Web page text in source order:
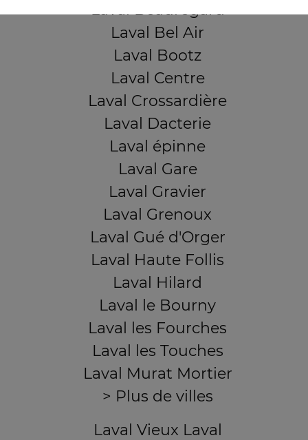
Laval Beauregard
Laval Bel Air
Laval Bootz
Laval Centre
Laval Crossardière
Laval Dacterie
Laval épinne
Laval Gare
Laval Gravier
Laval Grenoux
Laval Gué d'Orger
Laval Haute Follis
Laval Hilard
Laval le Bourny
Laval les Fourches
Laval les Touches
Laval Murat Mortier
> Plus de villes
Laval Vieux Laval